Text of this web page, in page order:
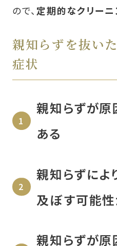
ので、 定期的なクリー
親知らずを抜い
症状
親知らずが
ある
親知らずによ
及ぼす可能
親知らずが